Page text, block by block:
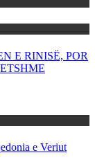
E RINISË, POR
e Veriut